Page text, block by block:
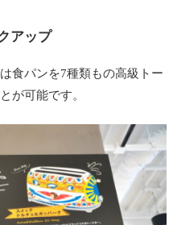
アップ
食パンを7種類もの高級トー
が可能です。